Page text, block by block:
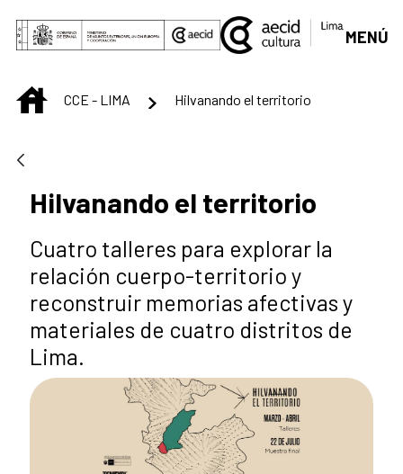
Saltar al contenido principal
MENÚ
INICIOCCE - LIMA Hilvanando el territorio
Hilvanando el territorio
Cuatro talleres para explorar la
relación cuerpo-territorio y
reconstruir memorias afectivas y
materiales de cuatro distritos de
Lima.